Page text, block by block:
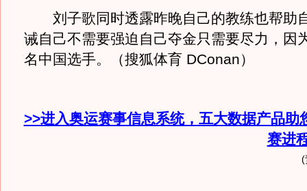
刘子歌同时透露昨晚自己的教练也帮助
诫自己不需要强迫自己夺金只需要尽力，因
名中国选手。（搜狐体育 DConan）
>>进入奥运赛事信息系统，五大数据产品助
赛进
(